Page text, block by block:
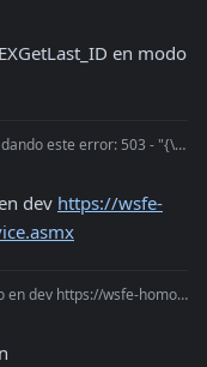
en modo
servidores de ARCA están congestionados. Espere unos minutos e intente
dev https://wsfe-
homo.arca.gob.ar/wsfexv1/service.asmx